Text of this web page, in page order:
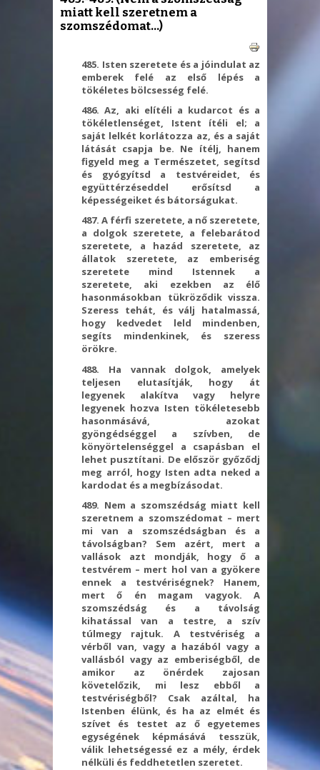
miatt kell szeretnem a
szomszédomat...)
485. Isten szeretete és a jóindulat az
emberek felé az első lépés a
tökéletes bölcsesség felé.
486. Az, aki elítéli a kudarcot és a
tökéletlenséget, Istent ítéli el; a
saját lelkét korlátozza az, és a saját
látását csapja be. Ne ítélj, hanem
figyeld meg a Természetet, segítsd
és gyógyítsd a testvéreidet, és
együttérzéseddel erősítsd a
képességeiket és bátorságukat.
487. A férfi szeretete, a nő szeretete,
a dolgok szeretete, a felebarátod
szeretete, a hazád szeretete, az
állatok szeretete, az emberiség
szeretete mind Istennek a
szeretete, aki ezekben az élő
hasonmásokban tükröződik vissza.
Szeress tehát, és válj hatalmassá,
hogy kedvedet leld mindenben,
segíts mindenkinek, és szeress
örökre.
488. Ha vannak dolgok, amelyek
teljesen elutasítják, hogy át
legyenek alakítva vagy helyre
legyenek hozva Isten tökéletesebb
hasonmásává, azokat
gyöngédséggel a szívben, de
könyörtelenséggel a csapásban el
lehet pusztítani. De először győződj
meg arról, hogy Isten adta neked a
kardodat és a megbízásodat.
489. Nem a szomszédság miatt kell
szeretnem a szomszédomat – mert
mi van a szomszédságban és a
távolságban? Sem azért, mert a
vallások azt mondják, hogy ő a
testvérem – mert hol van a gyökere
ennek a testvériségnek? Hanem,
mert ő én magam vagyok. A
szomszédság és a távolság
kihatással van a testre, a szív
túlmegy rajtuk. A testvériség a
vérből van, vagy a hazából vagy a
vallásból vagy az emberiségből, de
amikor az önérdek zajosan
követelőzik, mi lesz ebből a
testvériségből? Csak azáltal, ha
Istenben élünk, és ha az elmét és
szívet és testet az ő egyetemes
egységének képmásává tesszük,
válik lehetségessé ez a mély, érdek
nélküli és feddhetetlen szeretet.